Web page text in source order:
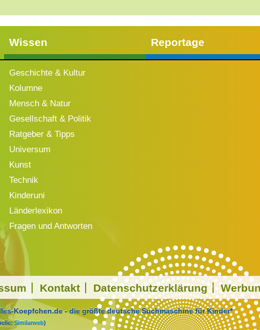
Wissen
Geschichte & Kultur
Kolumne
Mensch & Natur
Gesellschaft & Politik
Ratgeber & Tipps
Universum
Kunst
Technik
Kinderuni
Länderlexikon
Fragen und Antworten
Reportage
Kontakt Datenschutzerklärung
Koepfchen.de - die größte deutsche Suchmaschine für Kinder*
Similarweb)